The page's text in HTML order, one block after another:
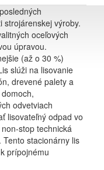
strojárenskej výroby.
oceľových
úpravou.
(až o 30 %)
slúži na lisovanie
drevené palety a
odvetviach
lisovateľný odpad vo
stop technická
stacionárny lis
prípojnému